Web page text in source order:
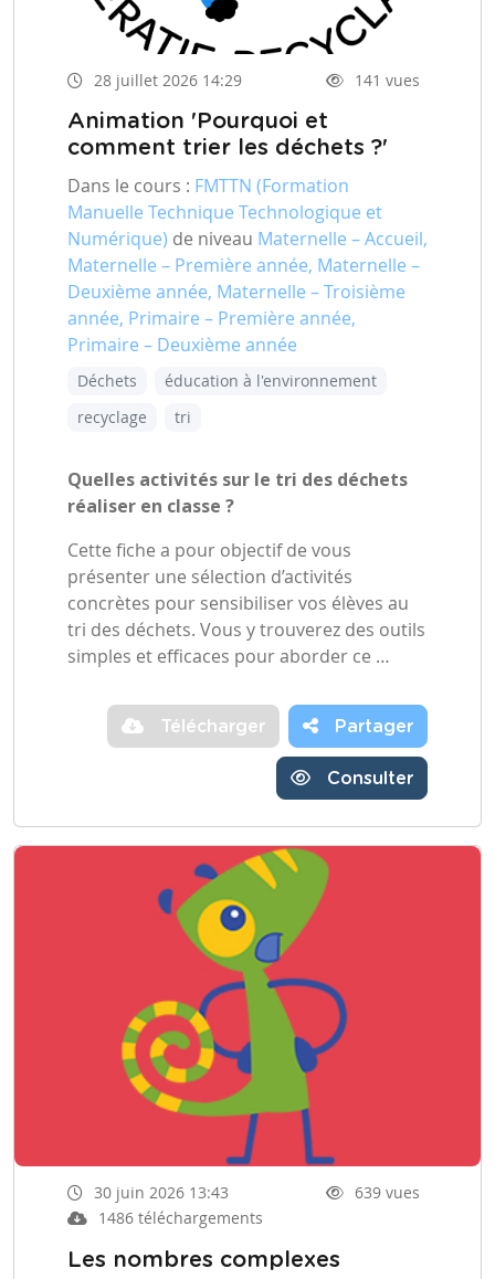
28 juillet 2026 14:29 141 vues
Animation 'Pourquoi et
comment trier les déchets ?'
Dans le cours : FMTTN (Formation
Manuelle Technique Technologique et
Numérique) de niveau Maternelle – Accueil,
Maternelle – Première année, Maternelle –
Deuxième année, Maternelle – Troisième
année, Primaire – Première année,
Primaire – Deuxième année
Déchets
éducation à l'environnement
recyclage
tri
Quelles activités sur le tri des déchets
réaliser en classe ?
Cette fiche a pour objectif de vous
présenter une sélection d’activités
concrètes pour sensibiliser vos élèves au
tri des déchets. Vous y trouverez des outils
simples et efficaces pour aborder ce …
Télécharger Partager
Consulter
30 juin 2026 13:43
639 vues
1486 téléchargements
Les nombres complexes